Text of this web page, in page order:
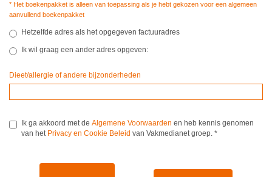
* Het boekenpakket is alleen van toepassing als je hebt gekozen voor een algemeen
aanvullend boekenpakket
Hetzelfde adres als het opgegeven factuuradres
Ik wil graag een ander adres opgeven:
Dieet/allergie of andere bijzonderheden
Ik ga akkoord met de Algemene Voorwaarden en heb kennis genomen
van het Privacy en Cookie Beleid van Vakmedianet groep. *